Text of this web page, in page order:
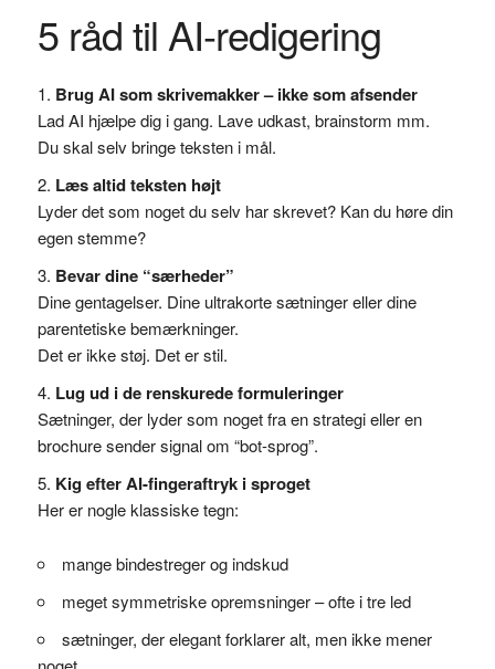
5 råd til AI-redigering
Brug AI som skrivemakker – ikke som afsender
Lad AI hjælpe dig i gang. Lave udkast, brainstorm mm.
Du skal selv bringe teksten i mål.
Læs altid teksten højt
Lyder det som noget du selv har skrevet? Kan du høre din
egen stemme?
Bevar dine “særheder”
Dine gentagelser. Dine ultrakorte sætninger eller dine
parentetiske bemærkninger.
Det er ikke støj. Det er stil.
Lug ud i de renskurede formuleringer
Sætninger, der lyder som noget fra en strategi eller en
brochure sender signal om “bot-sprog”.
Kig efter AI-fingeraftryk i sproget
Her er nogle klassiske tegn:
mange bindestreger og indskud
meget symmetriske opremsninger – ofte i tre led
sætninger, der elegant forklarer alt, men ikke mener